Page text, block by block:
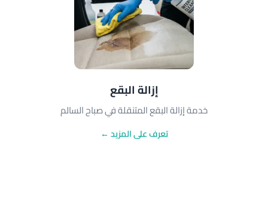
إزالة البقع
خدمة إزالة البقع المتنقلة في صباح السالم
تعرف على المزيد ←